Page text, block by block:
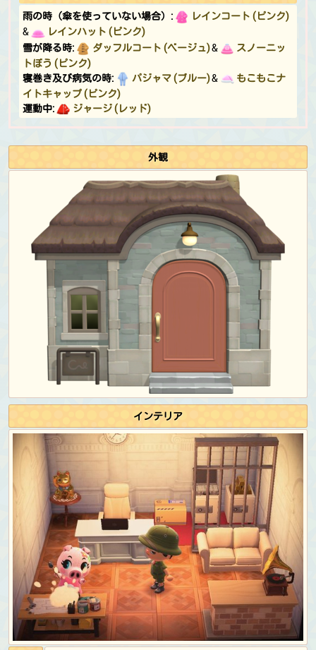
雨の時（傘を使っていない場合）:
レインコート (ピンク)
&
レインハット (ピンク)
雪が降る時:
ダッフルコート (ベージュ)&
スノーニッ
トぼう (ピンク)
寝巻き及び病気の時:
パジャマ (ブルー)&
もこもこナ
イトキャップ (ピンク)
運動中:
ジャージ (レッド)
ヨガをしている時:
タンクトップ (ホワイト)
ジャージ (レッド)
ムシとり大会:
ジャージ (レッド)&
むぎわらぼうし (ブ
イースター:
じめんのたまごのふく&
じめんのたまご
のから
ハロウィン:
ほうたいのふく&
こあくまなツノ (ホワイ
ト)
サンクスギビング:
カンカンぼう (モノトーン)
サンクスギビング (chef):
コックさんのふく (レッド)
コックさんのぼうし
クリスマス:
サンタのぼうし
カウントダウン:
パーティーワンピ (ピンク)
誕生日＆ジューンブライドのフォトシュート:
パーティー
ワンピ (ピンク)& はでなかみかざり (ピンク)
ハッピーホームパラダイスDLC専用の服
学校のための学生として:
ネクタイのがくせいふく (ネイ
学校のための教師として:
チェックのニットベスト (ライ
トブラウン)
まるめがね (ブラック)
レストランのレジ係/従業員として:
カフェのせいふく (ブ
ラック)
レストランのシェフ/見習いとして:
コックさんのふく (レ
ッド)
カフェのスタッフとして:
ダイナーのエプロン (ピンク)
病院の受付として:
かんごしのジャケット (ピンク)
病院の医師として:
はくい (あかネクタイ)
病院の患者として:
パジャマ (ブルー)
アパレルショップの店長として:
スタッフのふく (ピンク)
フラダンスの練習中に:
パインがらアロハシャツ (ピンク)
&
ハイビスカスのかみかざり (ピンク)
海で浮かぶ間:
ボーダーのマリンスーツ (レッド)&
レ
外観
インテリア